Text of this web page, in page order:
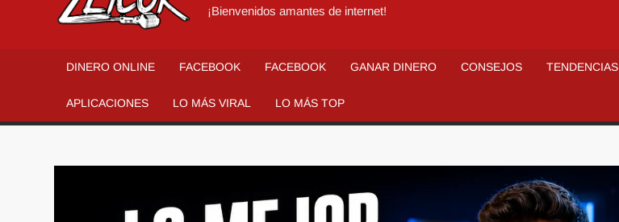
¡Bienvenidos amantes de internet!
DINERO ONLINE FACEBOOK FACEBOOK GANAR DINERO CONSEJOS TENDENCIAS
APLICACIONES LO MÁS VIRAL LO MÁS TOP